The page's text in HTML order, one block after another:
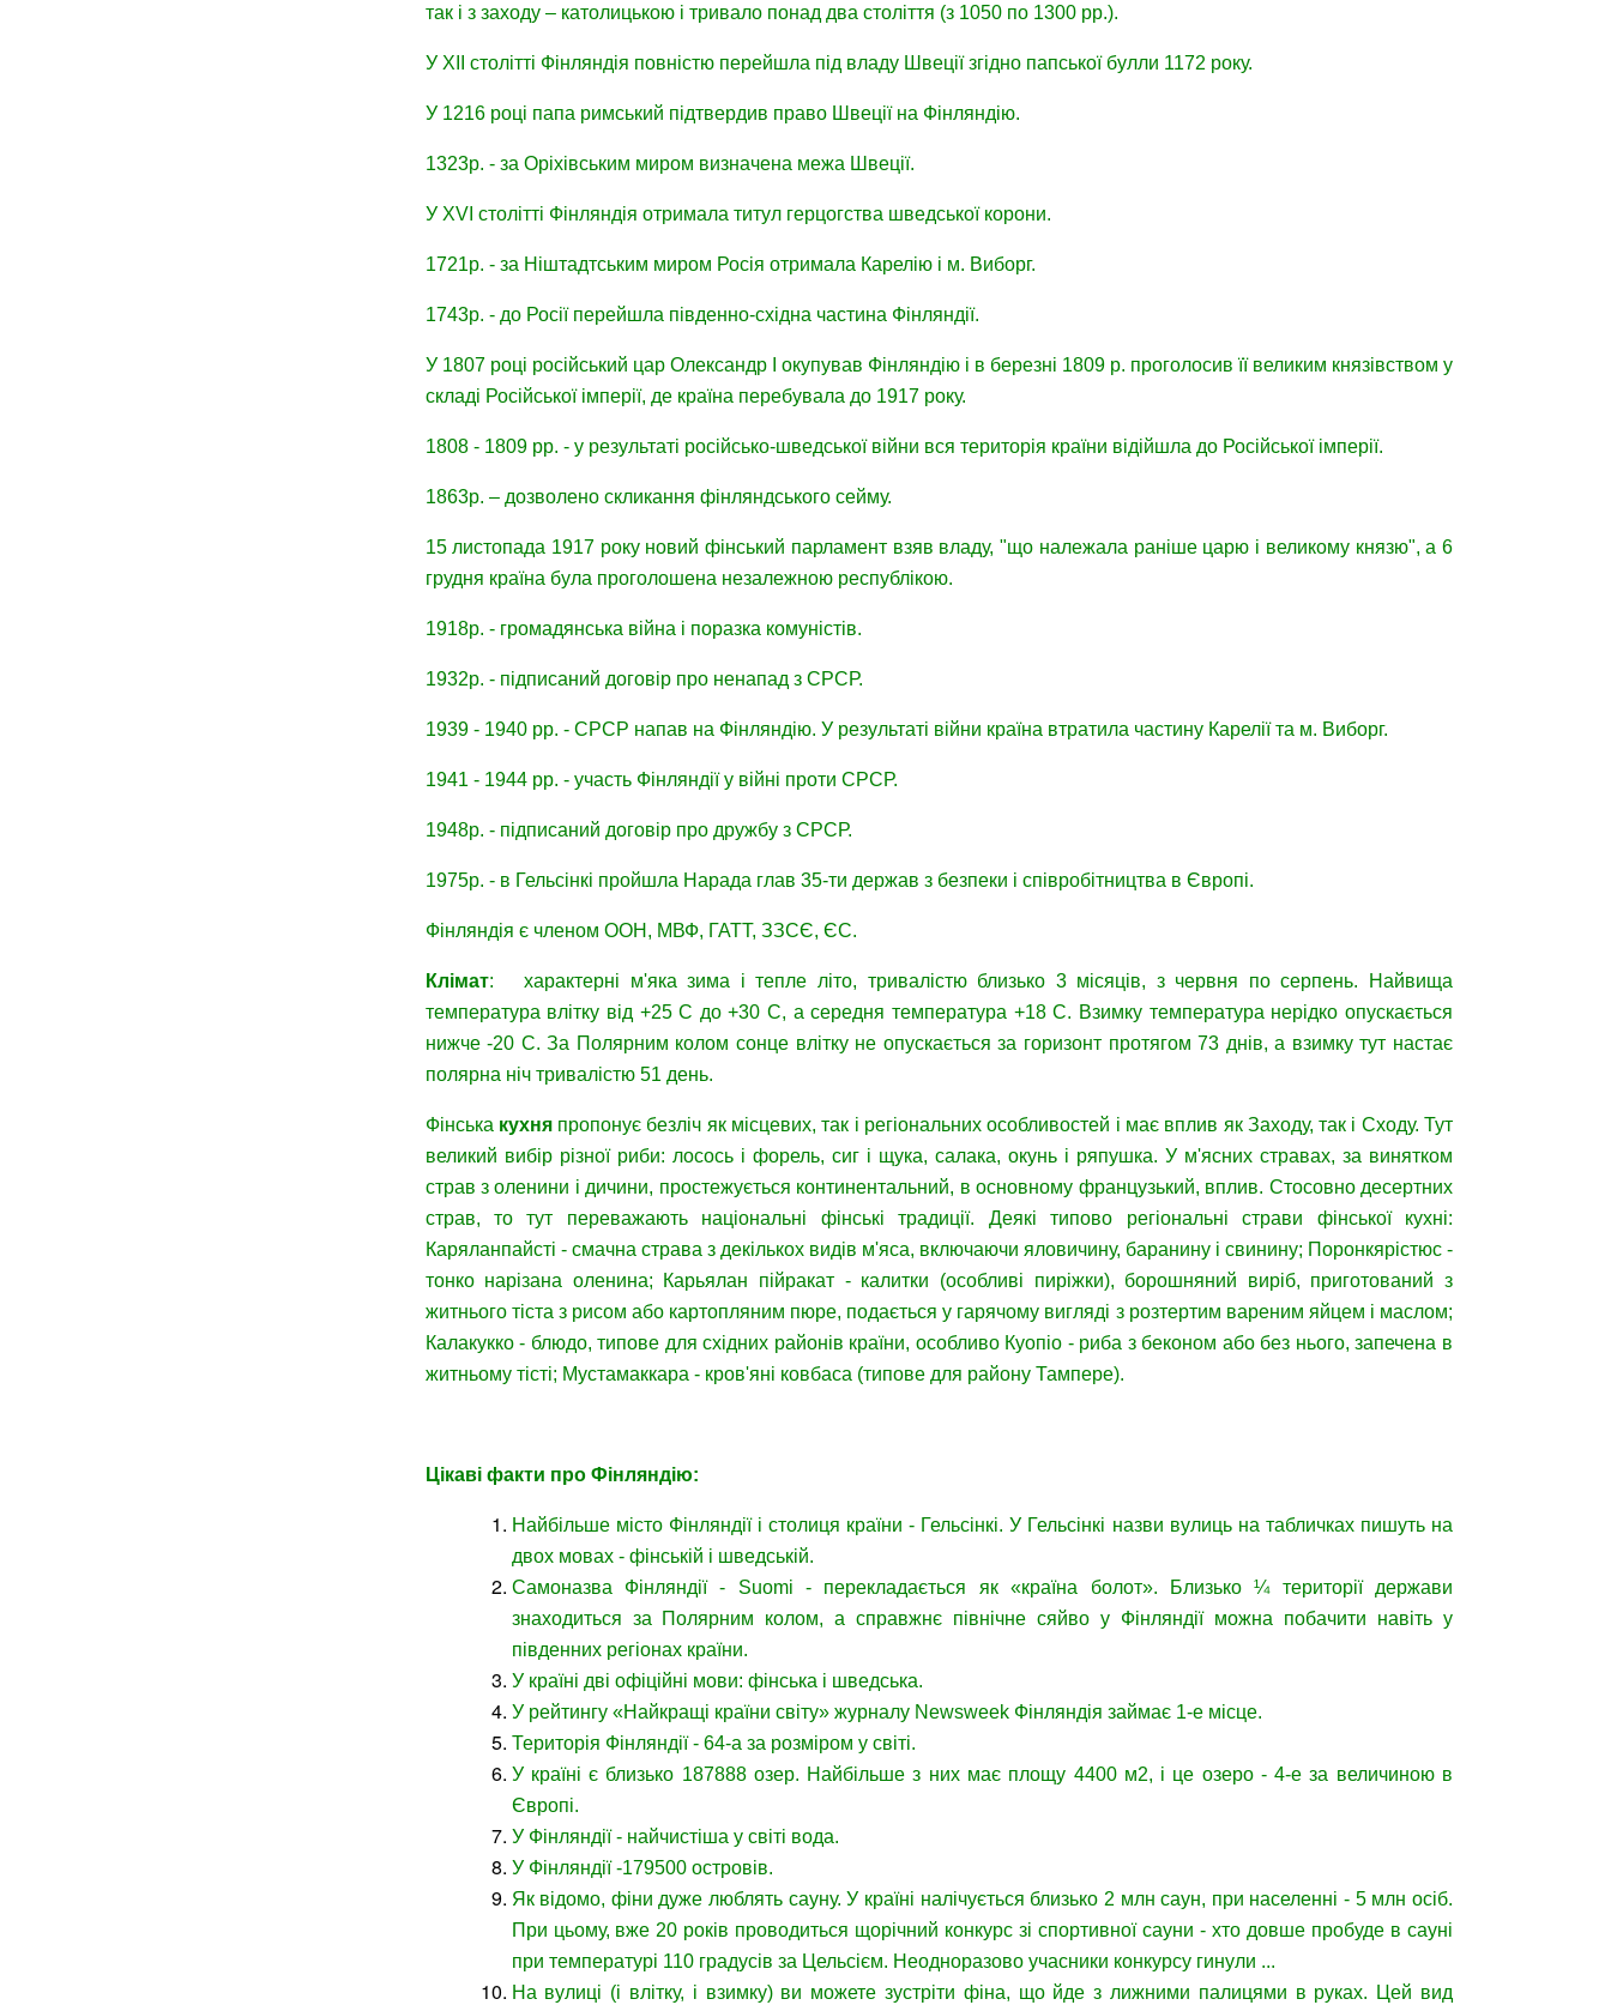
так і з заходу – католицькою і тривало понад два століття (з 1050 по 1300 рр.).
У XII столітті Фінляндія повністю перейшла під владу Швеції згідно папської булли 1172 року.
У 1216 році папа римський підтвердив право Швеції на Фінляндію.
1323р. - за Оріхівським миром визначена межа Швеції.
У XVI столітті Фінляндія отримала титул герцогства шведської корони.
1721р. - за Ніштадтським миром Росія отримала Карелію і м. Виборг.
1743р. - до Росії перейшла південно-східна частина Фінляндії.
У 1807 році російський цар Олександр I окупував Фінляндію і в березні 1809 р. проголосив її великим князівством у
складі Російської імперії, де країна перебувала до 1917 року.
1808 - 1809 рр. - у результаті російсько-шведської війни вся територія країни відійшла до Російської імперії.
1863р. – дозволено скликання фінляндського сейму.
15 листопада 1917 року новий фінський парламент взяв владу, "що належала раніше царю і великому князю", а 6
грудня країна була проголошена незалежною республікою.
1918р. - громадянська війна і поразка комуністів.
1932р. - підписаний договір про ненапад з СРСР.
1939 - 1940 рр. - СРСР напав на Фінляндію. У результаті війни країна втратила частину Карелії та м. Виборг.
1941 - 1944 рр. - участь Фінляндії у війні проти СРСР.
1948р. - підписаний договір про дружбу з СРСР.
1975р. - в Гельсінкі пройшла Нарада глав 35-ти держав з безпеки і співробітництва в Європі.
Фінляндія є членом ООН, МВФ, ГАТТ, ЗЗСЄ, ЄС.
Клімат: характерні м'яка зима і тепле літо, тривалістю близько 3 місяців, з червня по серпень. Найвища
температура влітку від +25 С до +30 С, а середня температура +18 С. Взимку температура нерідко опускається
нижче -20 С. За Полярним колом сонце влітку не опускається за горизонт протягом 73 днів, а взимку тут настає
полярна ніч тривалістю 51 день.
Фінська кухняпропонує безліч як місцевих, так і регіональних особливостей і має вплив як Заходу, так і Сходу. Тут
великий вибір різної риби: лосось і форель, сиг і щука, салака, окунь і ряпушка. У м'ясних стравах, за винятком
страв з оленини і дичини, простежується континентальний, в основному французький, вплив. Стосовно десертних
страв, то тут переважають національні фінські традиції. Деякі типово регіональні страви фінської кухні:
Каряланпайсті - смачна страва з декількох видів м'яса, включаючи яловичину, баранину і свинину; Поронкярістюс -
тонко нарізана оленина; Карьялан пійракат - калитки (особливі пиріжки), борошняний виріб, приготований з
житнього тіста з рисом або картопляним пюре, подається у гарячому вигляді з розтертим вареним яйцем і маслом;
Калакукко - блюдо, типове для східних районів країни, особливо Куопіо - риба з беконом або без нього, запечена в
житньому тісті; Мустамаккара - кров'яні ковбаса (типове для району Тампере).
Цікаві факти про Фінляндію:
Найбільше місто Фінляндії і столиця країни - Гельсінкі. У Гельсінкі назви вулиць на табличках пишуть на
двох мовах - фінській і шведській.
Самоназва Фінляндії - Suomi - перекладається як «країна болот». Близько ¼ території держави
знаходиться за Полярним колом, а справжнє північне сяйво у Фінляндії можна побачити навіть у
південних регіонах країни.
У країні дві офіційні мови: фінська і шведська.
У рейтингу «Найкращі країни світу» журналу Newsweek Фінляндія займає 1-е місце.
Територія Фінляндії - 64-а за розміром у світі.
У країні є близько 187888 озер. Найбільше з них має площу 4400 м2, і це озеро - 4-е за величиною в
Європі.
У Фінляндії - найчистіша у світі вода.
У Фінляндії -179500 островів.
Як відомо, фіни дуже люблять сауну. У країні налічується близько 2 млн саун, при населенні - 5 млн осіб.
При цьому, вже 20 років проводиться щорічний конкурс зі спортивної сауни - хто довше пробуде в сауні
при температурі 110 градусів за Цельсієм. Неодноразово учасники конкурсу гинули ...
На вулиці (і влітку, і взимку) ви можете зустріти фіна, що йде з лижними палицями в руках. Цей вид